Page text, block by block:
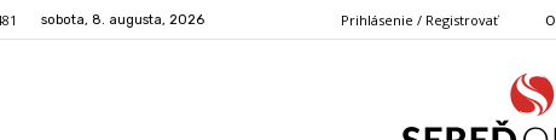
sobota, 8. augusta, 2026 Prihlásenie / Registrovať